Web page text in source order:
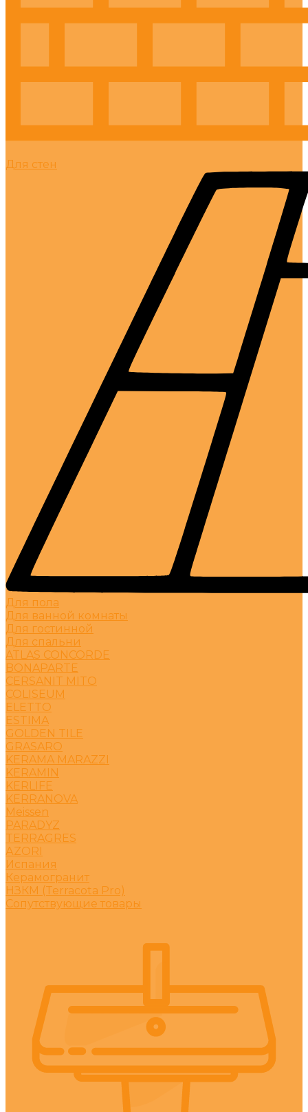
Для стен
Для пола
Для ванной комнаты
Для гостинной
Для спальни
ATLAS CONCORDE
BONAPARTE
CERSANIT MITO
COLISEUM
ELETTO
ESTIMA
GOLDEN TILE
GRASARO
KERAMA MARAZZI
KERAMIN
KERLIFE
KERRANOVA
Meissen
PARADYZ
TERRAGRES
АZORI
Испания
Керамогранит
НЗКМ (Terracota Pro)
Сопутствующие товары